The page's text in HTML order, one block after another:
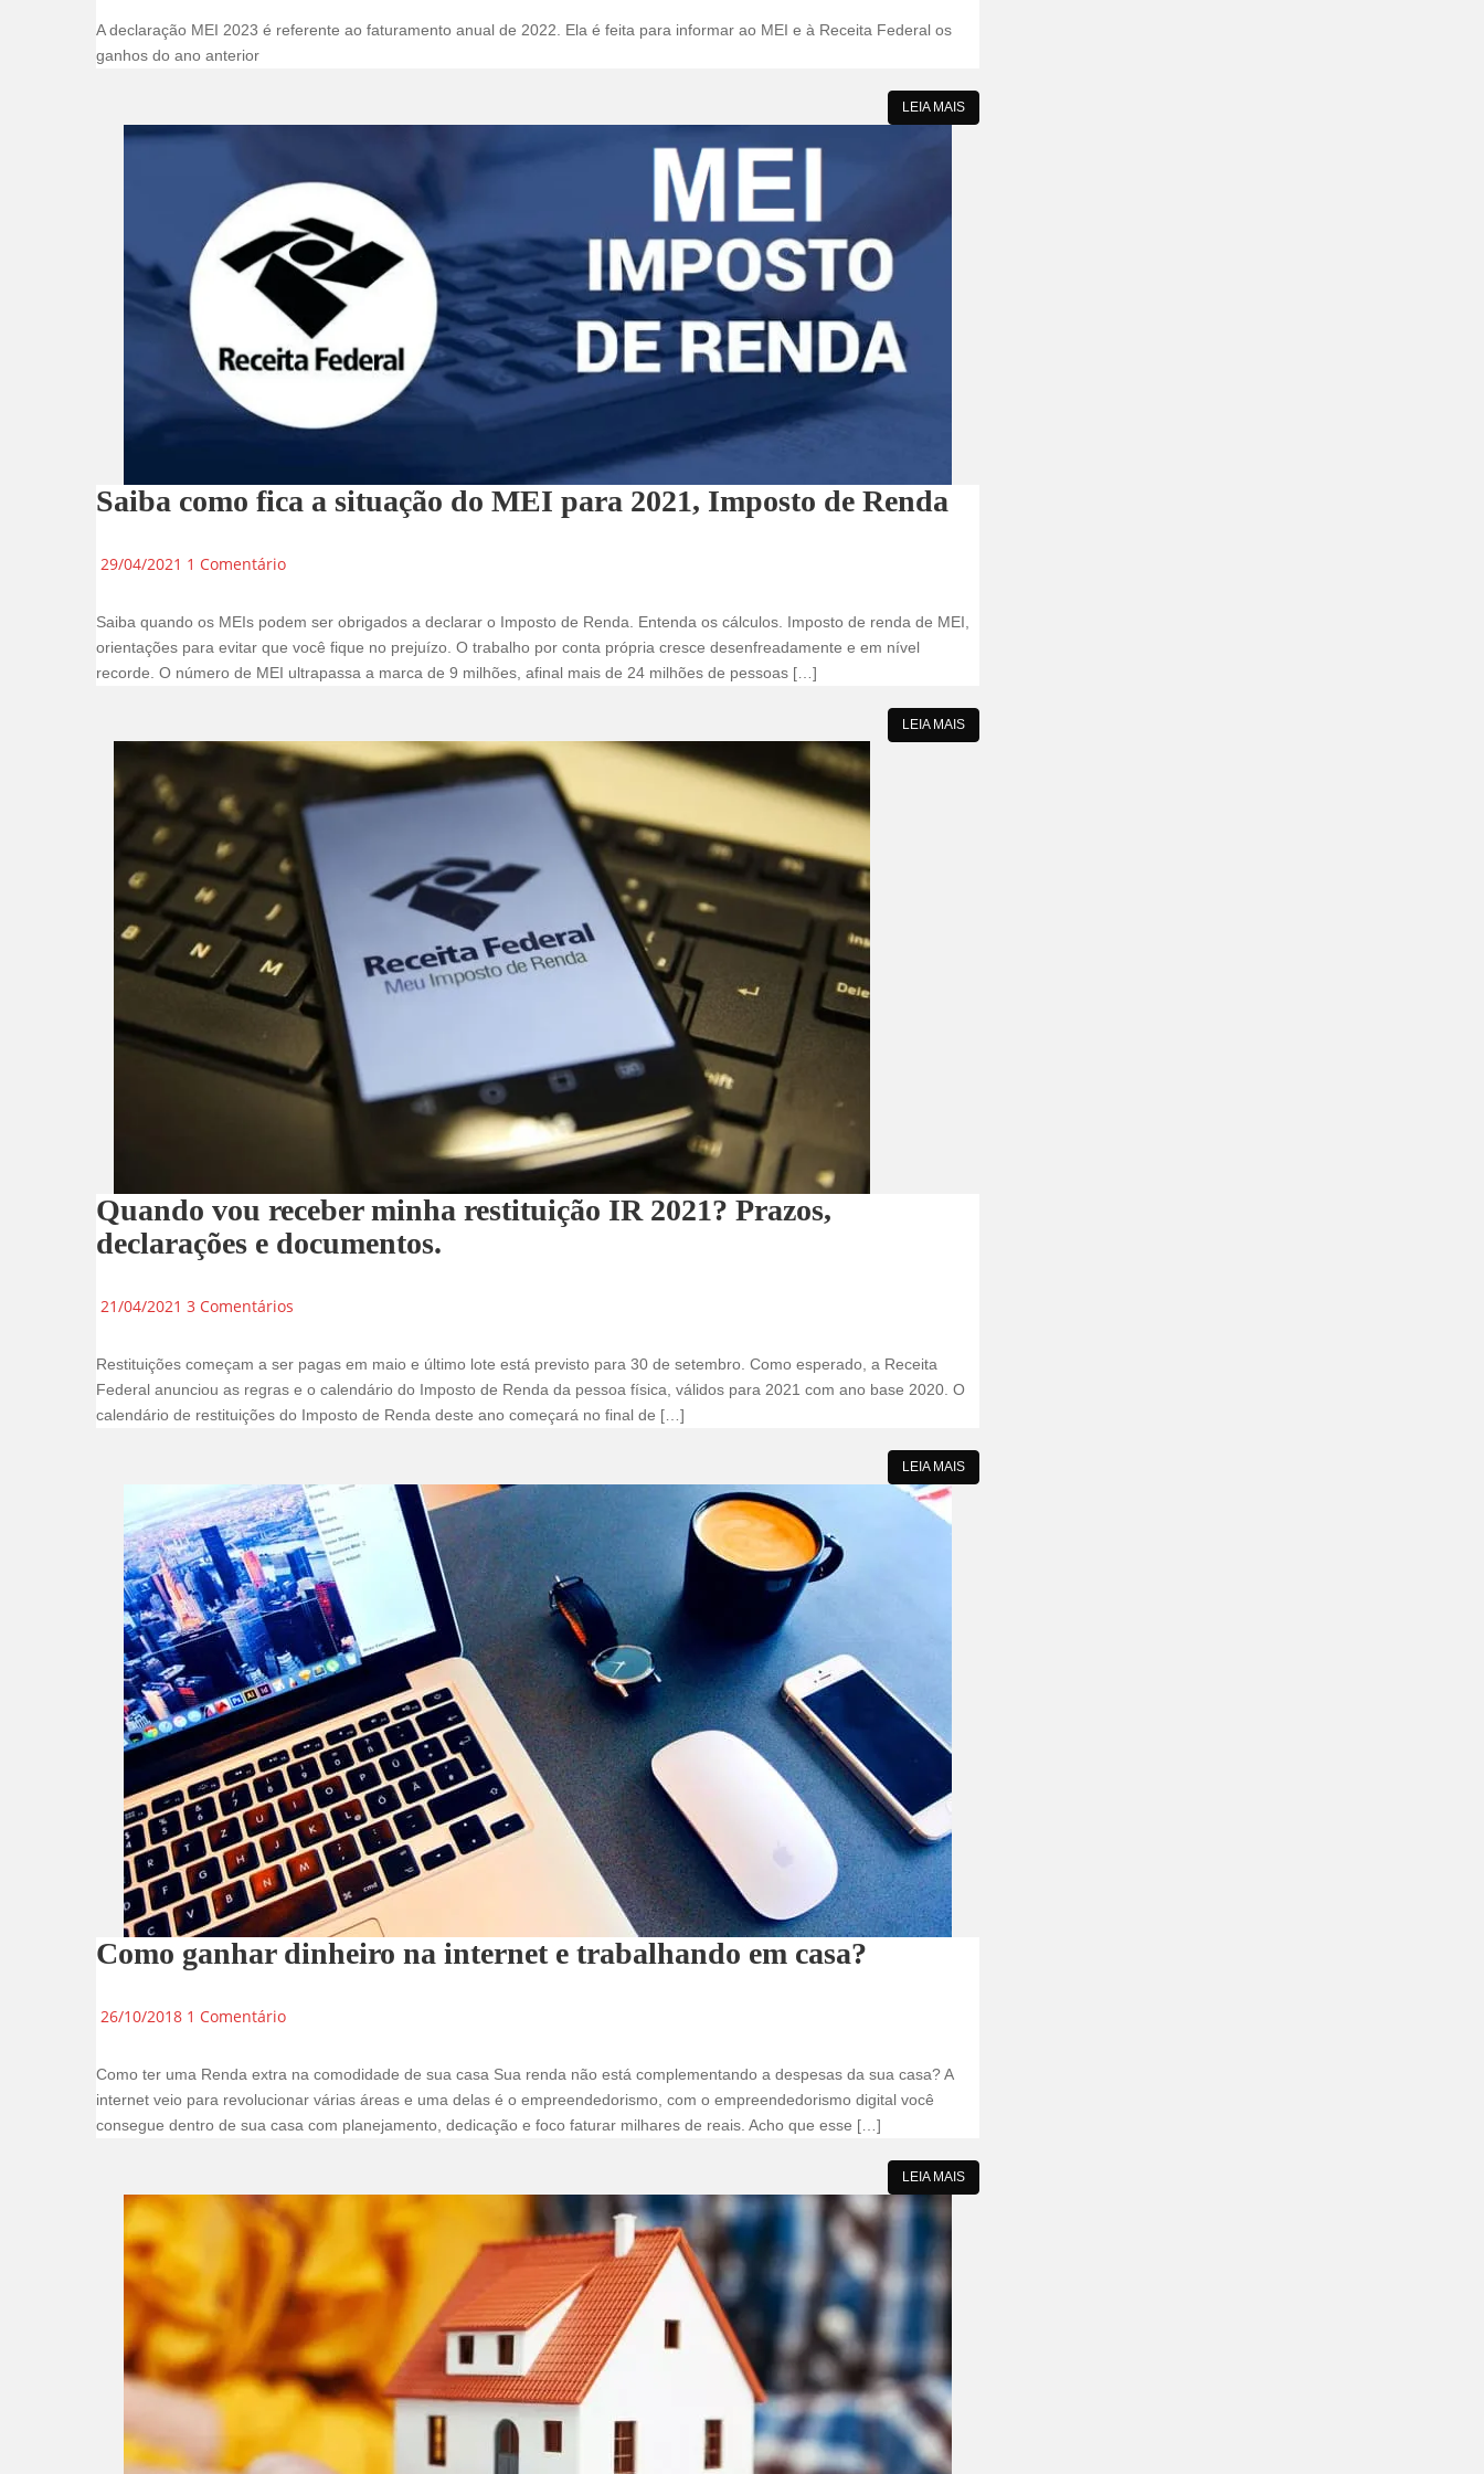
A declaração MEI 2023 é referente ao faturamento anual de 2022. Ela é feita para informar ao MEI e à Receita Federal os
ganhos do ano anterior
LEIA MAIS
Saiba como fica a situação do MEI para 2021, Imposto de Renda
29/04/2021 1 Comentário
Saiba quando os MEIs podem ser obrigados a declarar o Imposto de Renda. Entenda os cálculos. Imposto de renda de MEI,
orientações para evitar que você fique no prejuízo. O trabalho por conta própria cresce desenfreadamente e em nível
recorde. O número de MEI ultrapassa a marca de 9 milhões, afinal mais de 24 milhões de pessoas […]
LEIA MAIS
Quando vou receber minha restituição IR 2021? Prazos,
declarações e documentos.
21/04/2021 3 Comentários
Restituições começam a ser pagas em maio e último lote está previsto para 30 de setembro. Como esperado, a Receita
Federal anunciou as regras e o calendário do Imposto de Renda da pessoa física, válidos para 2021 com ano base 2020. O
calendário de restituições do Imposto de Renda deste ano começará no final de […]
LEIA MAIS
Como ganhar dinheiro na internet e trabalhando em casa?
26/10/2018 1 Comentário
Como ter uma Renda extra na comodidade de sua casa Sua renda não está complementando a despesas da sua casa? A
internet veio para revolucionar várias áreas e uma delas é o empreendedorismo, com o empreendedorismo digital você
consegue dentro de sua casa com planejamento, dedicação e foco faturar milhares de reais. Acho que esse […]
LEIA MAIS